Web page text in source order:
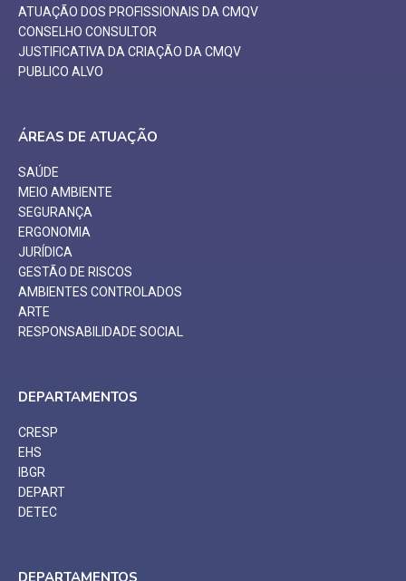
ATUAÇÃO DOS PROFISSIONAIS DA CMQV
CONSELHO CONSULTOR
JUSTIFICATIVA DA CRIAÇÃO DA CMQV
PUBLICO ALVO
ÁREAS DE ATUAÇÃO
SAÚDE
MEIO AMBIENTE
SEGURANÇA
ERGONOMIA
JURÍDICA
GESTÃO DE RISCOS
AMBIENTES CONTROLADOS
ARTE
RESPONSABILIDADE SOCIAL
DEPARTAMENTOS
CRESP
EHS
IBGR
DEPART
DETEC
DEPARTAMENTOS